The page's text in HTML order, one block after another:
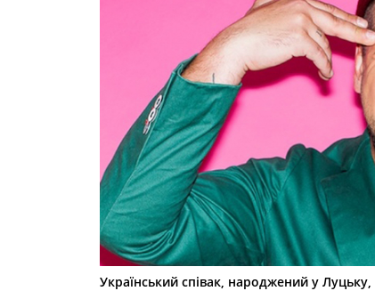
Український співак, народжений у